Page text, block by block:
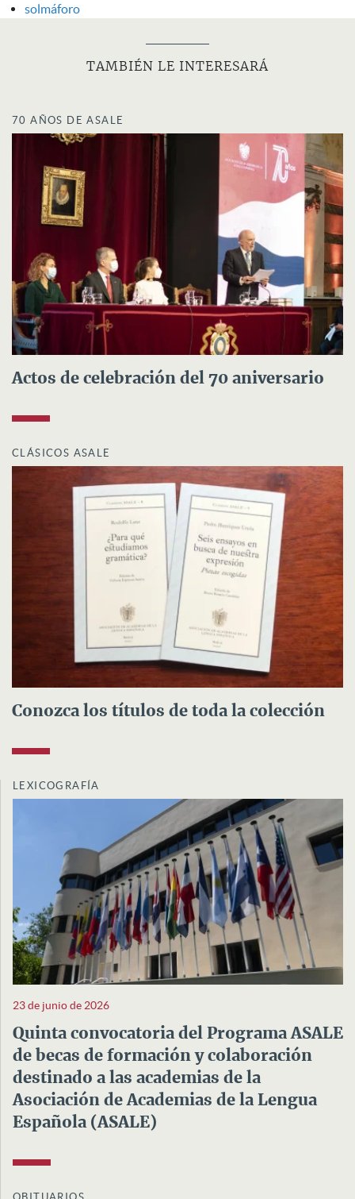
solmáforo
TAMBIÉN LE INTERESARÁ
70 AÑOS DE ASALE
Actos de celebración del 70 aniversario
CLÁSICOS ASALE
Conozca los títulos de toda la colección
LEXICOGRAFÍA
23 de junio de 2026
Quinta convocatoria del Programa ASALE
de becas de formación y colaboración
destinado a las academias de la
Asociación de Academias de la Lengua
Española (ASALE)